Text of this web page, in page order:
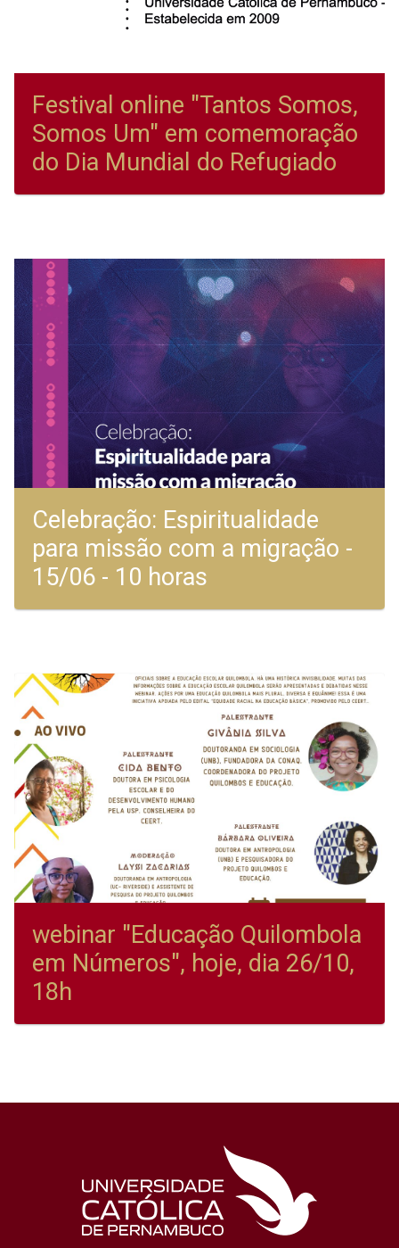
Festival online "Tantos Somos,
Somos Um" em comemoração
do Dia Mundial do Refugiado
Celebração: Espiritualidade
para missão com a migração -
15/06 - 10 horas
webinar "Educação Quilombola
em Números", hoje, dia 26/10,
18h